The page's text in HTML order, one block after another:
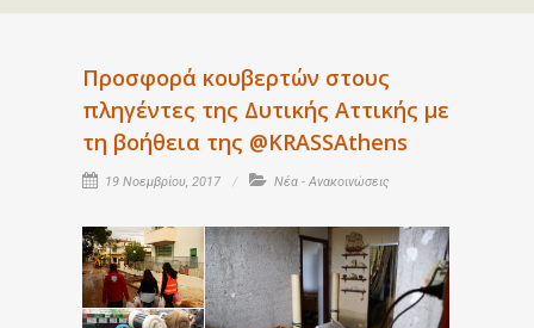
Προσφορά κουβερτών στους
πληγέντες της Δυτικής Αττικής με
τη βοήθεια της @KRASSAthens
19 Νοεμβρίου, 2017 Νέα - Ανακοινώσεις